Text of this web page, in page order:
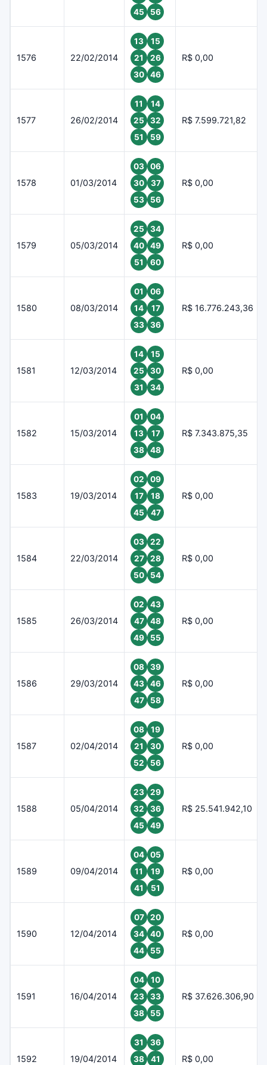
45
56
1576 22/02/2014
13
15
21
26
30
46
R$ 0,00
1577 26/02/2014
11
14
25
32
51
59
R$ 7.599.721,82
1578 01/03/2014
03
06
30
37
53
56
R$ 0,00
1579 05/03/2014
25
34
40
49
51
60
R$ 0,00
1580 08/03/2014
01
06
14
17
33
36
R$ 16.776.243,36
1581 12/03/2014
14
15
25
30
31
34
R$ 0,00
1582 15/03/2014
01
04
13
17
38
48
R$ 7.343.875,35
1583 19/03/2014
02
09
17
18
45
47
R$ 0,00
1584 22/03/2014
03
22
27
28
50
54
R$ 0,00
1585 26/03/2014
02
43
47
48
49
55
R$ 0,00
1586 29/03/2014
08
39
43
46
47
58
R$ 0,00
1587 02/04/2014
08
19
21
30
52
56
R$ 0,00
1588 05/04/2014
23
29
32
36
45
49
R$ 25.541.942,10
1589 09/04/2014
04
05
11
19
41
51
R$ 0,00
1590 12/04/2014
07
20
34
40
44
55
R$ 0,00
1591 16/04/2014
04
10
23
33
38
55
R$ 37.626.306,90
1592 19/04/2014
31
36
38
41
R$ 0,00